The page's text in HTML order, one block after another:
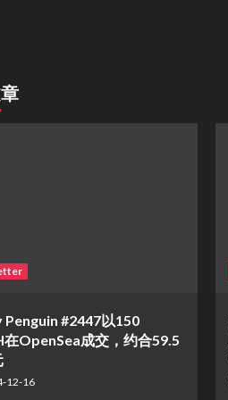
Penguin #2447以150
OpenSea成交，约合59.5
12-16